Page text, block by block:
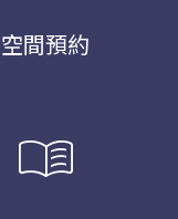
空間預約
menu_book